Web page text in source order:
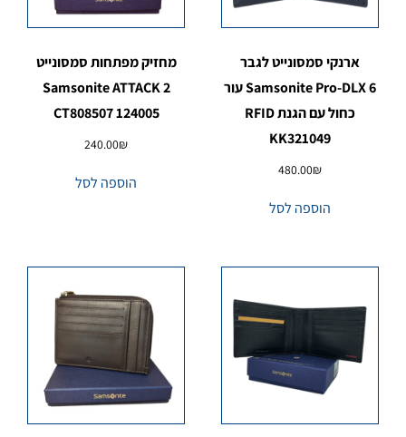
ארנקי סמסונייט לגבר
Samsonite Pro-DLX 6 עור
כחול עם הגנת RFID
KK321049
480.00₪
הוספה לסל
מחזיק מפתחות סמסונייט
Samsonite ATTACK 2
CT808507 124005
240.00₪
הוספה לסל